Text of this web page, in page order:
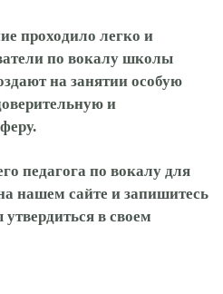
проходило легко и
по вокалу школы
на занятии особую
и
педагога по вокалу для
нашем сайте и запишитесь
в своем